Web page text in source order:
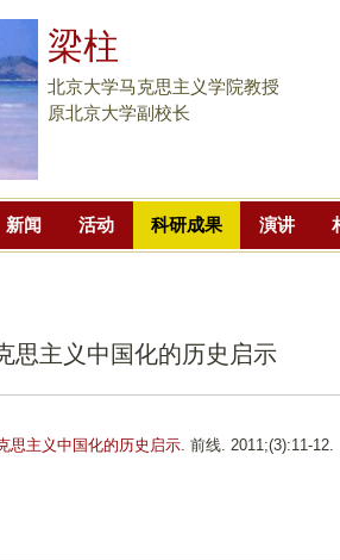
主
梁柱
北京大学马克思主义学院教授
原北京大学副校长
新闻 活动 科研成果 演讲
思主义中国化的历史启示
思主义中国化的历史启示. 前线. 2011;(3):11-12.